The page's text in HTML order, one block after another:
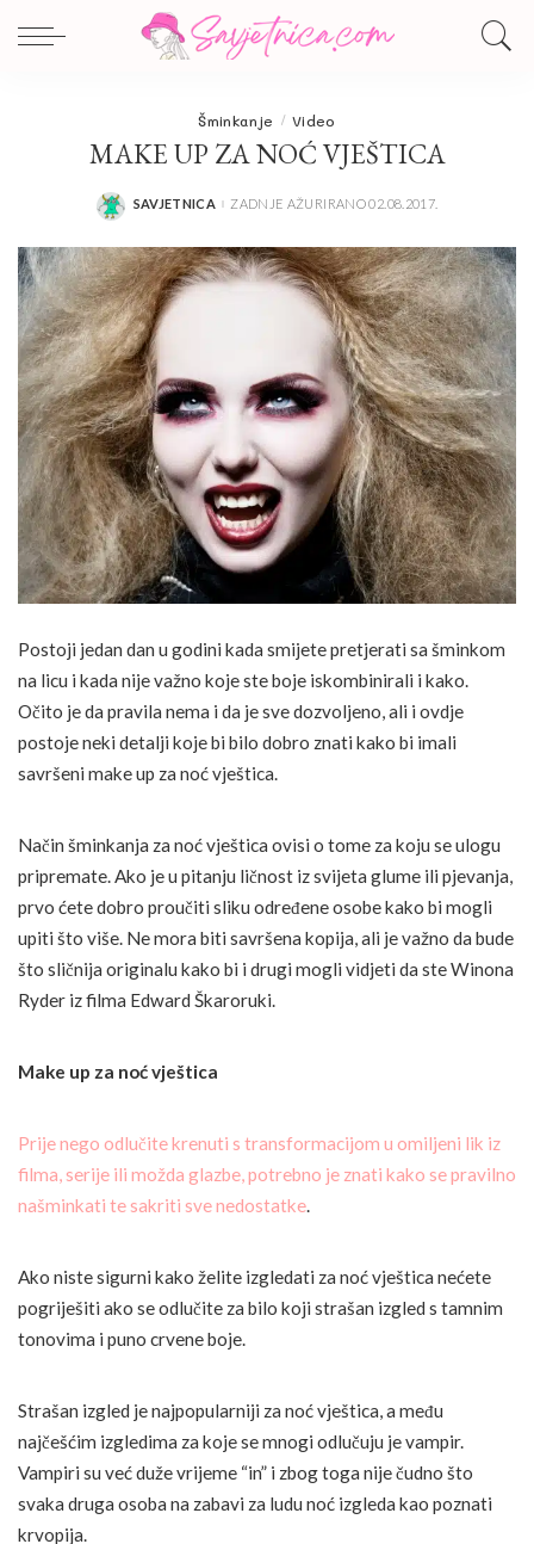
Šminkanje Video
MAKE UP ZA NOĆ VJEŠTICA
POSTED
SAVJETNICA ZADNJE AŽURIRANO 02.08.2017.
Postoji jedan dan u godini kada smijete pretjerati sa šminkom
na licu i kada nije važno koje ste boje iskombinirali i kako.
Očito je da pravila nema i da je sve dozvoljeno, ali i ovdje
postoje neki detalji koje bi bilo dobro znati kako bi imali
savršeni make up za noć vještica.
Način šminkanja za noć vještica ovisi o tome za koju se ulogu
pripremate. Ako je u pitanju ličnost iz svijeta glume ili pjevanja,
prvo ćete dobro proučiti sliku određene osobe kako bi mogli
upiti što više. Ne mora biti savršena kopija, ali je važno da bude
što sličnija originalu kako bi i drugi mogli vidjeti da ste Winona
Ryder iz filma Edward Škaroruki.
Make up za noć vještica
Prije nego odlučite krenuti s transformacijom u omiljeni lik iz
filma, serije ili možda glazbe, potrebno je znati kako se pravilno
našminkati te sakriti sve nedostatke.
Ako niste sigurni kako želite izgledati za noć vještica nećete
pogriješiti ako se odlučite za bilo koji strašan izgled s tamnim
tonovima i puno crvene boje.
Strašan izgled je najpopularniji za noć vještica, a među
najčešćim izgledima za koje se mnogi odlučuju je vampir.
Vampiri su već duže vrijeme “in” i zbog toga nije čudno što
svaka druga osoba na zabavi za ludu noć izgleda kao poznati
krvopija.